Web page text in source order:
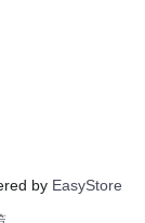
by EasyStore